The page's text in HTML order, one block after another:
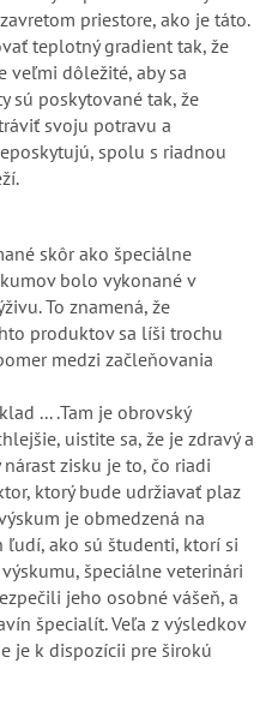
priestore, ako je táto.
teplotný gradient tak, že
veľmi dôležité, aby sa
sú poskytované tak, že
svoju potravu a
spolu s riadnou
skôr ako špeciálne
bolo vykonané v
To znamená, že
produktov sa líši trochu
medzi začleňovania
... .Tam je obrovský
uistite sa, že je zdravý a
zisku je to, čo riadi
ktorý bude udržiavať plaz
je obmedzená na
ako sú študenti, ktorí si
špeciálne veterinári
jeho osobné vášeň, a
špecialít. Veľa z výsledkov
je k dispozícii pre širokú